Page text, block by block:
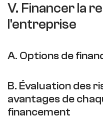
V. Financer la
l'entreprise
A. Options de
B. Évaluation des
avantages de
financement